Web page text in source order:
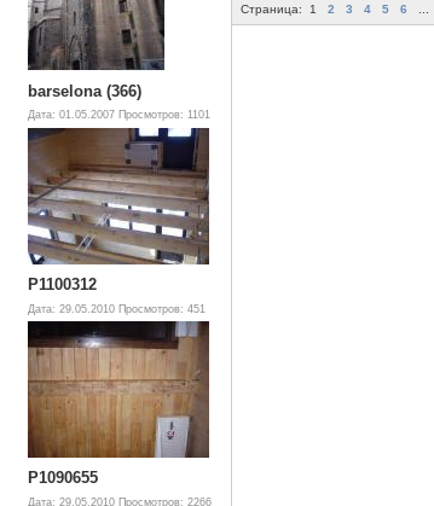
barselona (366)
Дата: 01.05.2007 Просмотров: 1101
P1100312
Дата: 29.05.2010 Просмотров: 451
P1090655
Дата: 29.05.2010 Просмотров: 2266
Страница: 1 2 3 4 5 6